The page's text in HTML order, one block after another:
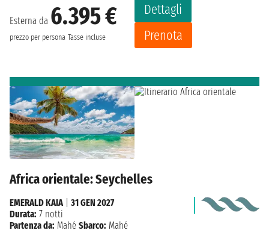
Esterna da 6.395 €
prezzo per persona Tasse incluse
Dettagli
Prenota
Africa orientale: Seychelles
EMERALD KAIA| 31 GEN 2027
Durata: 7 notti
Partenza da: Mahé Sbarco: Mahé